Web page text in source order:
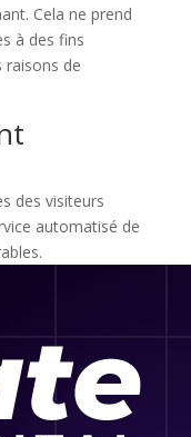
Cela ne prend
à des fins
raisons de
des visiteurs
automatisé de